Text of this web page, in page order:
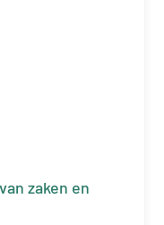
zaken en